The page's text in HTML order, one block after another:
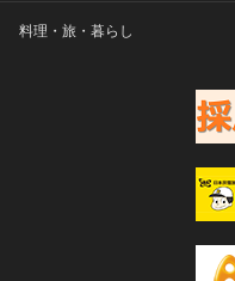
料理・旅・暮らし